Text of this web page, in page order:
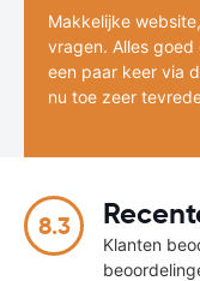
Makkelijke
vragen. Alles goed
een paar keer via
nu toe zeer
8.3
Klanten